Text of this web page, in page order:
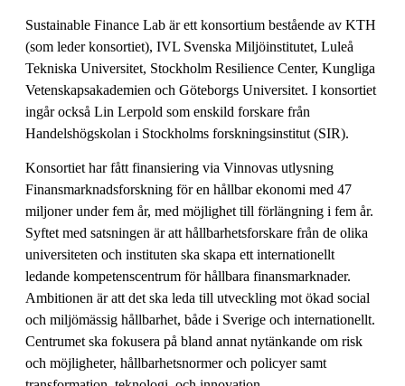
Sustainable Finance Lab är ett konsortium bestående av KTH
(som leder konsortiet), IVL Svenska Miljöinstitutet, Luleå
Tekniska Universitet, Stockholm Resilience Center, Kungliga
Vetenskapsakademien och Göteborgs Universitet. I konsortiet
ingår också Lin Lerpold som enskild forskare från
Handelshögskolan i Stockholms forskningsinstitut (SIR).
Konsortiet har fått finansiering via Vinnovas utlysning
Finansmarknadsforskning för en hållbar ekonomi med 47
miljoner under fem år, med möjlighet till förlängning i fem år.
Syftet med satsningen är att hållbarhetsforskare från de olika
universiteten och instituten ska skapa ett internationellt
ledande kompetenscentrum för hållbara finansmarknader.
Ambitionen är att det ska leda till utveckling mot ökad social
och miljömässig hållbarhet, både i Sverige och internationellt.
Centrumet ska fokusera på bland annat nytänkande om risk
och möjligheter, hållbarhetsnormer och policyer samt